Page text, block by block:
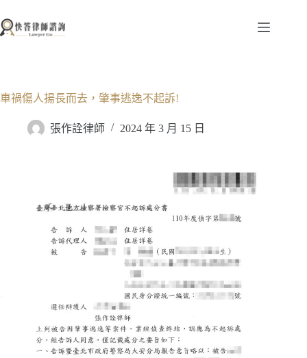
至
容
車禍傷人揚長而去，肇事逃逸不起訴!
張作詮律師 2024 年 3 月 15 日